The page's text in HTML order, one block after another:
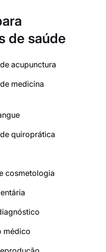
de saúde
acupunctura
medicina
quiroprática
cosmetologia
médico